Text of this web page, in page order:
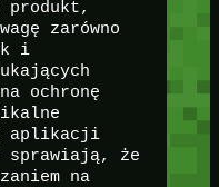
produkt,
zarówno
i
ochronę
aplikacji
sprawiają, że
na